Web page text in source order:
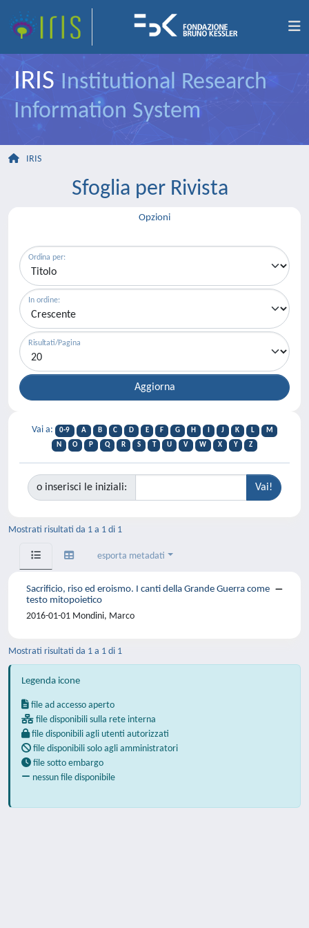
IRIS Institutional Research
Information System
IRIS
Sfoglia per Rivista
Opzioni
Ordina per:
In ordine:
Risultati/Pagina
Vai a: 0-9 A B C D E F G H J K L
M
N
O P Q R S T U V W X Y Z
o inserisci le iniziali:
Mostrati risultati da 1 a 1 di 1
esporta metadati
Sacrificio, riso ed eroismo. I canti della Grande Guerra come
testo mitopoietico
2016-01-01 Mondini, Marco
Mostrati risultati da 1 a 1 di 1
Legenda icone
file ad accesso aperto
file disponibili sulla rete interna
file disponibili agli utenti autorizzati
file disponibili solo agli amministratori
file sotto embargo
nessun file disponibile